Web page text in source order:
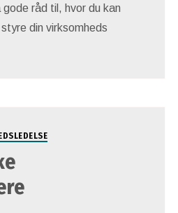
råd til, hvor du kan
din virksomheds